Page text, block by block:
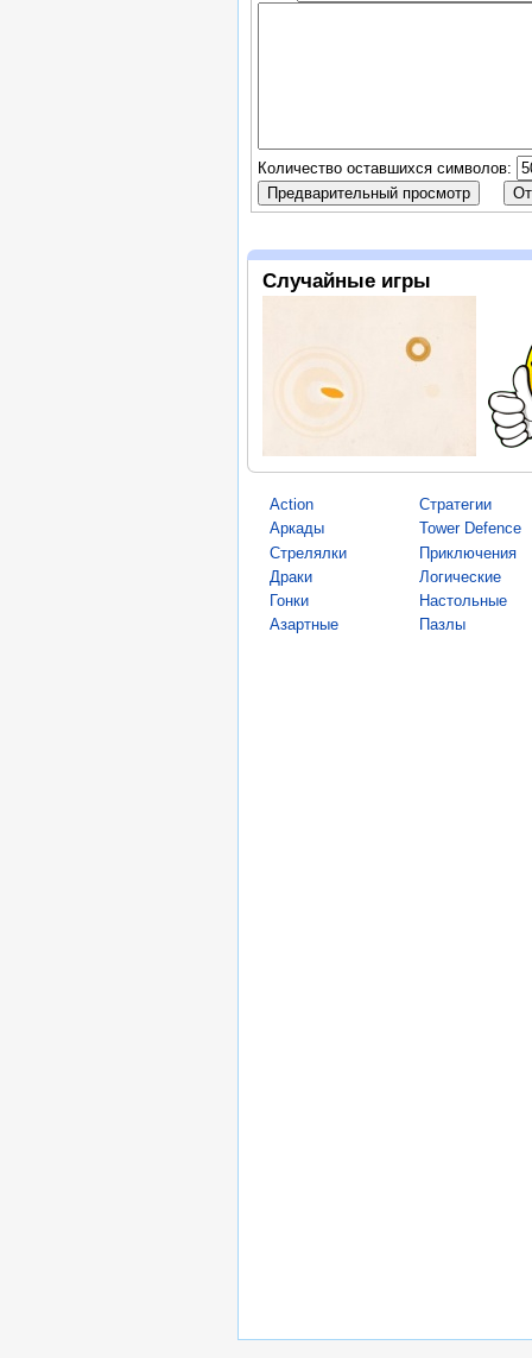
Количество оставшихся символов:
Случайные игры
Action
Аркады
Стрелялки
Драки
Гонки
Азартные
Стратегии
Tower Defence
Приключения
Логические
Настольные
Пазлы